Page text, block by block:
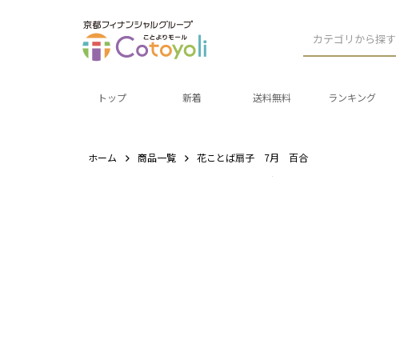
カテゴリから探す
トップ 新着 送料無料 ランキング
ホーム 商品一覧 花ことば扇子 7月 百合